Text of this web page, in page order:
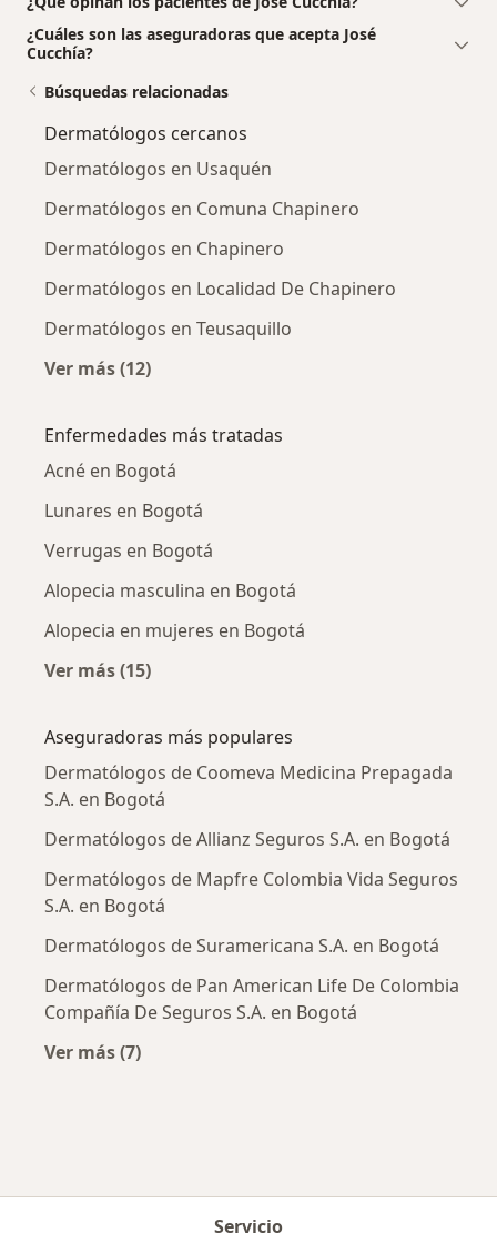
¿Cuáles son las aseguradoras que acepta José
Cucchía?
Búsquedas relacionadas
Dermatólogos cercanos
Dermatólogos en Usaquén
Dermatólogos en Comuna Chapinero
Dermatólogos en Chapinero
Dermatólogos en Localidad De Chapinero
Dermatólogos en Teusaquillo
Ver más (12)
Enfermedades más tratadas
Acné en Bogotá
Lunares en Bogotá
Verrugas en Bogotá
Alopecia masculina en Bogotá
Alopecia en mujeres en Bogotá
Ver más (15)
Aseguradoras más populares
Dermatólogos de Coomeva Medicina Prepagada
S.A. en Bogotá
Dermatólogos de Allianz Seguros S.A. en Bogotá
Dermatólogos de Mapfre Colombia Vida Seguros
S.A. en Bogotá
Dermatólogos de Suramericana S.A. en Bogotá
Dermatólogos de Pan American Life De Colombia
Compañía De Seguros S.A. en Bogotá
Ver más (7)
Servicio